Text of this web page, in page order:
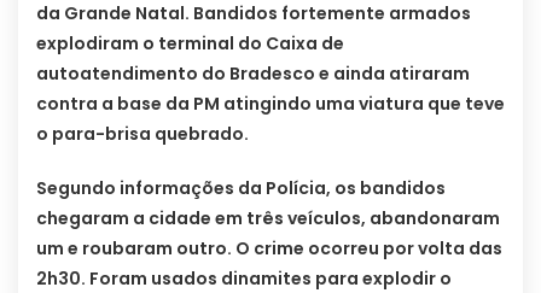
da Grande Natal. Bandidos fortemente armados
explodiram o terminal do Caixa de
autoatendimento do Bradesco e ainda atiraram
contra a base da PM atingindo uma viatura que teve
o para-brisa quebrado.
Segundo informações da Polícia, os bandidos
chegaram a cidade em três veículos, abandonaram
um e roubaram outro. O crime ocorreu por volta das
2h30. Foram usados dinamites para explodir o